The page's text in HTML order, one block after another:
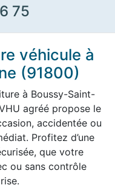
75
véhicule à
(91800)
à Boussy-Saint-
agréé propose le
accidentée ou
Profitez d’une
que votre
ou sans contrôle